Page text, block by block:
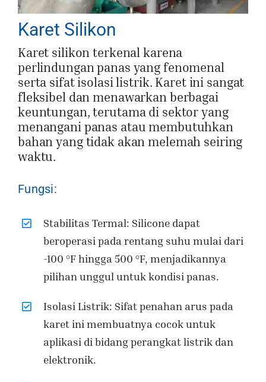
Karet Silikon
Karet silikon terkenal karena
perlindungan panas yang fenomenal
serta sifat isolasi listrik. Karet ini sangat
fleksibel dan menawarkan berbagai
keuntungan, terutama di sektor yang
menangani panas atau membutuhkan
bahan yang tidak akan melemah seiring
waktu.
Fungsi:
Stabilitas Termal: Silicone dapat
beroperasi pada rentang suhu mulai dari
-100 °F hingga 500 °F, menjadikannya
pilihan unggul untuk kondisi panas.
Isolasi Listrik: Sifat penahan arus pada
karet ini membuatnya cocok untuk
aplikasi di bidang perangkat listrik dan
elektronik.